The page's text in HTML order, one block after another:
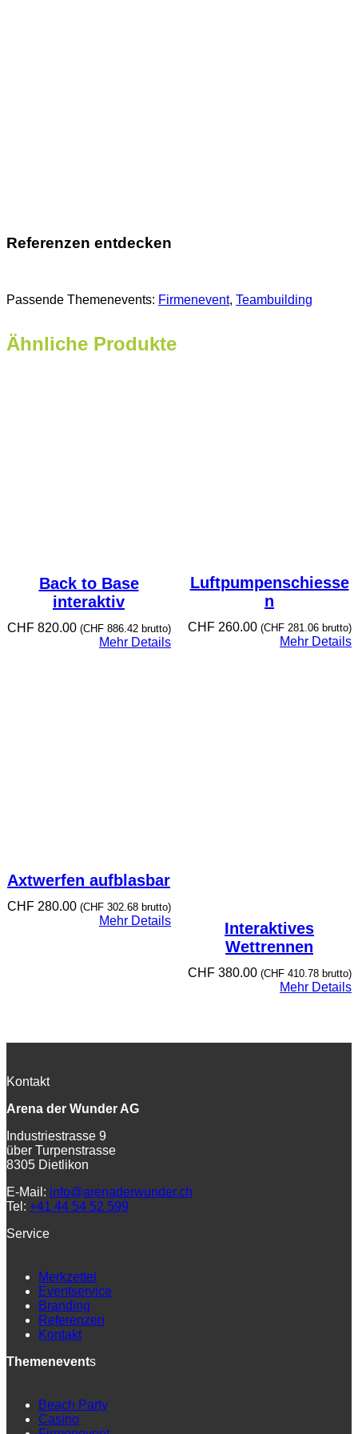
Referenzen entdecken
Passende Themenevents: Firmenevent, Teambuilding
Ähnliche Produkte
Back to Base
interaktiv
CHF820.00 (CHF886.42brutto)
Mehr Details
Luftpumpenschiesse
n
CHF260.00 (CHF281.06brutto)
Mehr Details
Axtwerfen aufblasbar
CHF280.00 (CHF302.68brutto)
Mehr Details
Interaktives
Wettrennen
CHF380.00 (CHF410.78brutto)
Mehr Details
Kontakt
Arena der Wunder AG
Industriestrasse 9
über Turpenstrasse
8305 Dietlikon
E-Mail: info@arenaderwunder.ch
Tel: +41 44 54 52 599
Service
Merkzettel
Eventservice
Branding
Referenzen
Kontakt
Themenevents
Beach Party
Casino